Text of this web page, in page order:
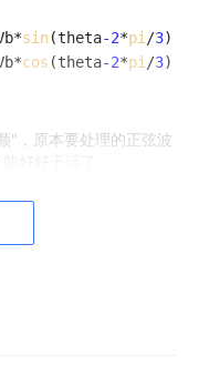
sin (theta-2*pi /3) +
cos (theta-2*pi /3) +
"，原本要处理的正弦波